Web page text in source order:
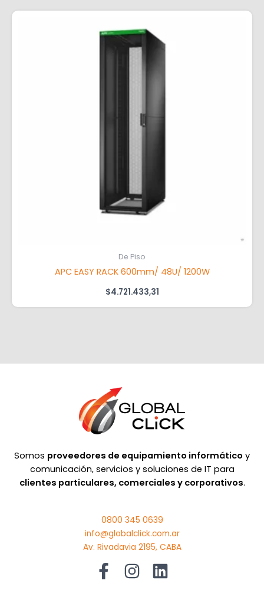
De Piso
APC EASY RACK 600mm/ 48U/ 1200W
$4.721.433,31
Somos proveedores de equipamiento informático y
comunicación, servicios y soluciones de IT para
clientes particulares, comerciales y corporativos.
0800 345 0639
info@globalclick.com.ar
Av. Rivadavia 2195, CABA